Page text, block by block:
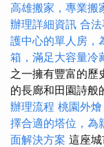
高雄搬家，專業搬
辦理詳細資訊 合
護中心的單人房，
箱，滿足大容量冷
之一擁有豐富的歷
的長廊和田園詩般
辦理流程 桃園外
擇合適的塔位，為
面解決方案 這座